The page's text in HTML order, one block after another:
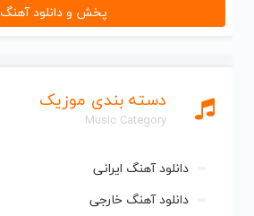
دسته بندی موزیک
Music Category
دانلود آهنگ ایرانی
دانلود آهنگ خارجی
پخش و دانلود آهنگ